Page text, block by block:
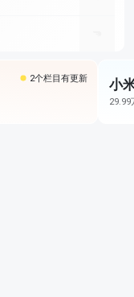
2个栏目有更新 小
29.99